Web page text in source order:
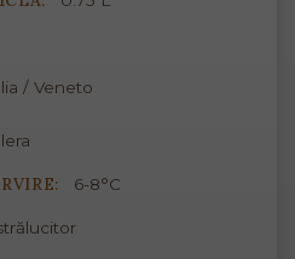
/ Veneto
6-8°C